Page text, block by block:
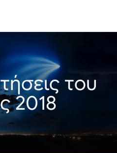
του
2018